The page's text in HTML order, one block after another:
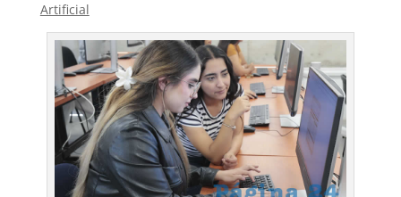
Artificial